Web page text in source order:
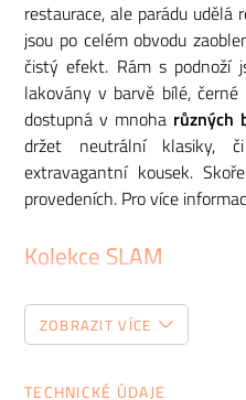
restaurace, ale parádu udělá
jsou po celém obvodu
čistý efekt. Rám s podnoží
lakovány v barvě bílé,
dostupná v mnoha různých
držet neutrální klasiky,
extravagantní kousek.
provedeních. Pro více
Kolekce SLAM
Řada SLAMšpanělské
synonymum
údržbu. Díky jednoduchému
ZOBRAZIT VÍCE
TECHNICKÉ ÚDAJE